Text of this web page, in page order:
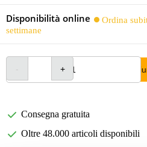
Disponibilità online
Ordina
settimane
Consegna gratuita
Oltre 48.000 articoli disponibili